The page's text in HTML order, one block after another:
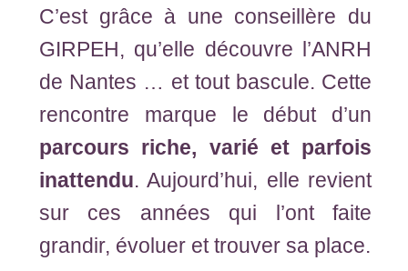
C’est grâce à une conseillère du
GIRPEH, qu’elle découvre l’ANRH
de Nantes … et tout bascule. Cette
rencontre marque le début d’un
parcours riche, varié et parfois
inattendu. Aujourd’hui, elle revient
sur ces années qui l’ont faite
grandir, évoluer et trouver sa place.